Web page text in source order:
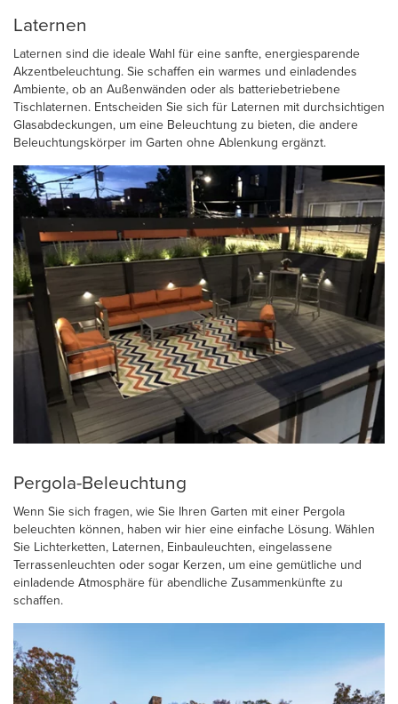
Laternen
Laternen sind die ideale Wahl für eine sanfte, energiesparende
Akzentbeleuchtung. Sie schaffen ein warmes und einladendes
Ambiente, ob an Außenwänden oder als batteriebetriebene
Tischlaternen. Entscheiden Sie sich für Laternen mit durchsichtigen
Glasabdeckungen, um eine Beleuchtung zu bieten, die andere
Beleuchtungskörper im Garten ohne Ablenkung ergänzt.
Pergola-Beleuchtung
Wenn Sie sich fragen, wie Sie Ihren Garten mit einer Pergola
beleuchten können, haben wir hier eine einfache Lösung. Wählen
Sie Lichterketten, Laternen, Einbauleuchten, eingelassene
Terrassenleuchten oder sogar Kerzen, um eine gemütliche und
einladende Atmosphäre für abendliche Zusammenkünfte zu
schaffen.